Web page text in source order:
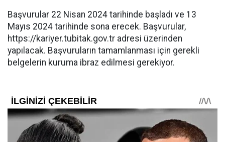
Başvurular 22 Nisan 2024 tarihinde başladı ve 13
Mayıs 2024 tarihinde sona erecek. Başvurular,
https://kariyer.tubitak.gov.tr adresi üzerinden
yapılacak. Başvuruların tamamlanması için gerekli
belgelerin kuruma ibraz edilmesi gerekiyor.